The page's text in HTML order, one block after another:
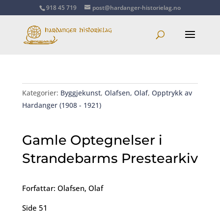
918 45 719 post@hardanger-historielag.no
Kategorier: Byggjekunst, Olafsen, Olaf, Opptrykk av
Hardanger (1908 - 1921)
Gamle Optegnelser i
Strandebarms Prestearkiv
Forfattar: Olafsen, Olaf
Side 51